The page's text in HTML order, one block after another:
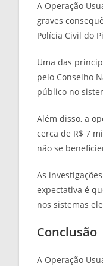
A Operação
graves
Polícia Civil do
Uma das
pelo Conselho
público no
Além disso, a
cerca de R$ 7
não se
As
expectativa é
nos sistemas
Conclusão
A Operação